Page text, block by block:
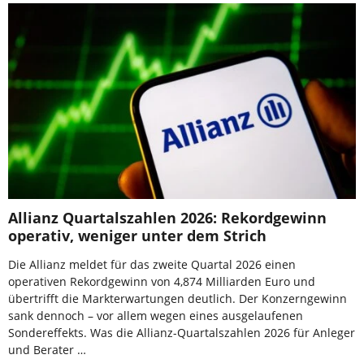
Allianz Quartalszahlen 2026: Rekordgewinn
operativ, weniger unter dem Strich
Die Allianz meldet für das zweite Quartal 2026 einen
operativen Rekordgewinn von 4,874 Milliarden Euro und
übertrifft die Markterwartungen deutlich. Der Konzerngewinn
sank dennoch – vor allem wegen eines ausgelaufenen
Sondereffekts. Was die Allianz-Quartalszahlen 2026 für Anleger
und Berater …